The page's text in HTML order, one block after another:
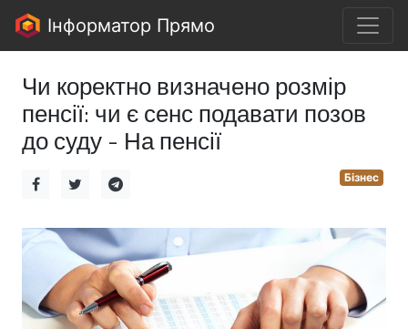
Інформатор Прямо
Чи коректно визначено розмір
пенсії: чи є сенс подавати позов
до суду - На пенсії
Бізнес